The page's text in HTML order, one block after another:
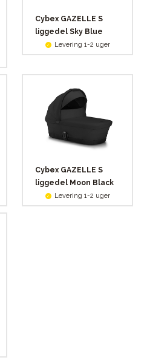
Cybex GAZELLE S
liggedel Sky Blue
Levering 1-2 uger
Cybex GAZELLE S
liggedel Moon Black
Levering 1-2 uger